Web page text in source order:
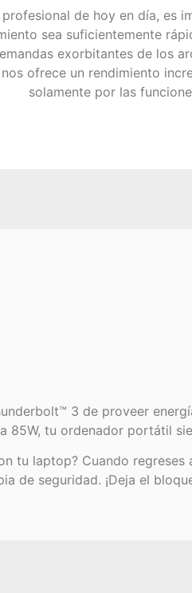
de hoy en día, es
sea suficientemente
exorbitantes de los
ofrece un rendimiento
solamente por las
3 de proveer
85W, tu ordenador portátil
tu laptop? Cuando
de seguridad. ¡Deja el